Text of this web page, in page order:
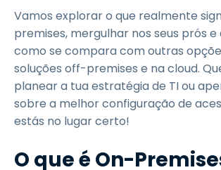
Vamos explorar o que realmente
premises, mergulhar nos seus prós
como se compara com outras
soluções off-premises e na cloud.
planear a tua estratégia de TI ou
sobre a melhor configuração de
estás no lugar certo!
O que é On-